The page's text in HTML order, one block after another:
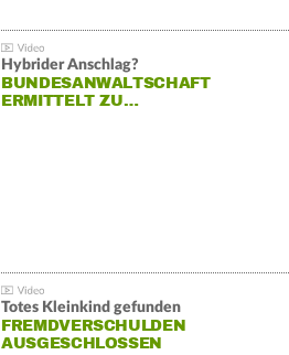
Hybrider Anschlag?
BUNDESANWALTSCHAFT
ERMITTELT ZU…
Totes Kleinkind gefunden
FREMDVERSCHULDEN
AUSGESCHLOSSEN